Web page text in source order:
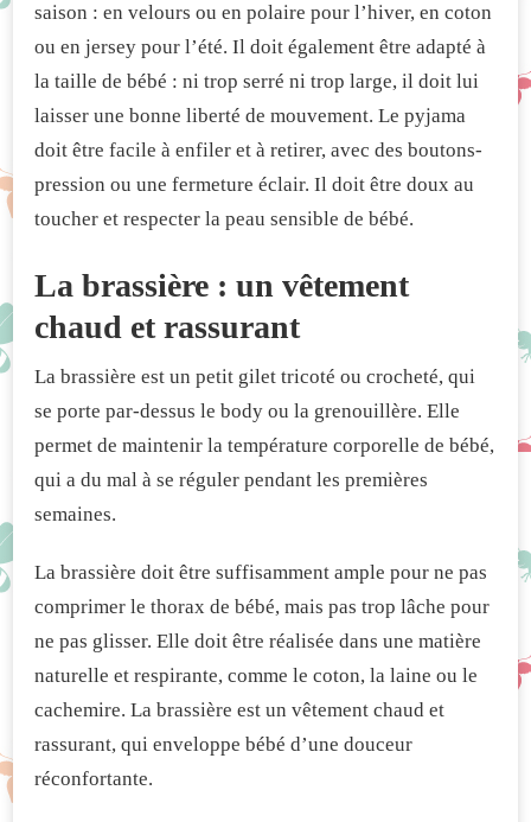
saison : en velours ou en polaire pour l’hiver, en coton
ou en jersey pour l’été. Il doit également être adapté à
la taille de bébé : ni trop serré ni trop large, il doit lui
laisser une bonne liberté de mouvement. Le pyjama
doit être facile à enfiler et à retirer, avec des boutons-
pression ou une fermeture éclair. Il doit être doux au
toucher et respecter la peau sensible de bébé.
La brassière : un vêtement
chaud et rassurant
La brassière est un petit gilet tricoté ou crocheté, qui
se porte par-dessus le body ou la grenouillère. Elle
permet de maintenir la température corporelle de bébé,
qui a du mal à se réguler pendant les premières
semaines.
La brassière doit être suffisamment ample pour ne pas
comprimer le thorax de bébé, mais pas trop lâche pour
ne pas glisser. Elle doit être réalisée dans une matière
naturelle et respirante, comme le coton, la laine ou le
cachemire. La brassière est un vêtement chaud et
rassurant, qui enveloppe bébé d’une douceur
réconfortante.